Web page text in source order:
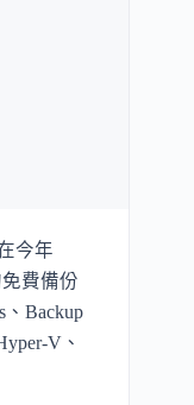
費備份
Backup
V、